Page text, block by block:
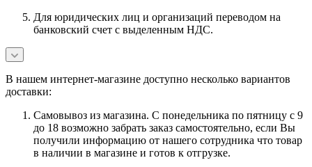
Для юридических лиц и организаций переводом на
банковский счет с выделенным НДС.
В нашем интернет-магазине доступно несколько вариантов
доставки:
Самовывоз из магазина. С понедельника по пятницу с 9
до 18 возможно забрать заказ самостоятельно, если Вы
получили информацию от нашего сотрудника что товар
в наличии в магазине и готов к отгрузке.